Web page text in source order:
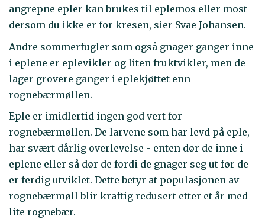
angrepne epler kan brukes til eplemos eller most
dersom du ikke er for kresen, sier Svae Johansen.
Andre sommerfugler som også gnager ganger inne
i eplene er eplevikler og liten fruktvikler, men de
lager grovere ganger i eplekjøttet enn
rognebærmøllen.
Eple er imidlertid ingen god vert for
rognebærmøllen. De larvene som har levd på eple,
har svært dårlig overlevelse - enten dør de inne i
eplene eller så dør de fordi de gnager seg ut før de
er ferdig utviklet. Dette betyr at populasjonen av
rognebærmøll blir kraftig redusert etter et år med
lite rognebær.